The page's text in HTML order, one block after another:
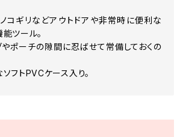
コギリなどアウトドアや非常時に便利な
ツール。
ポーチの隙間に忍ばせて常備しておくの
フトPVCケース入り。